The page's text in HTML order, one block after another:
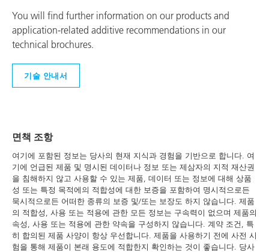
You will find further information on our products and
application-related additive recommendations in our
technical brochures.
기술 안내서
면책 조항
여기에 포함된 정보는 당사의 현재 지식과 경험을 기반으로 합니다. 여
기에 언급된 제품 및 명시된 데이터나 정보 또는 제삼자의 지적 재산권
을 침해하지 않고 사용할 수 있는 제품, 데이터 또는 정보에 대해 상품
성 또는 특정 목적에의 적합성에 대한 보증을 포함하여 명시적으로든
묵시적으로든 어떠한 종류의 보증 및/또는 보장도 하지 않습니다. 제품
의 적합성, 사용 또는 적용에 관한 모든 정보는 구속력이 없으며 제품의
속성, 사용 또는 적용에 관한 약속을 구성하지 않습니다. 계약 조건, 특
히 합의된 제품 사양이 항상 우선합니다. 제품을 사용하기 전에 사전 시
험을 통해 제품이 본래 용도에 적합한지 확인하는 것이 좋습니다. 당사